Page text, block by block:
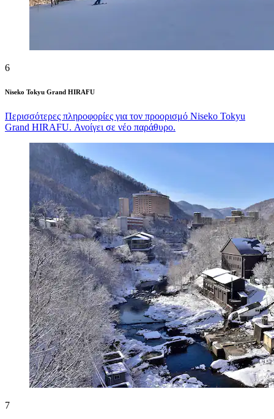
6
Niseko Tokyu Grand HIRAFU
Περισσότερες πληροφορίες για τον προορισμό Niseko Tokyu
Grand HIRAFU. Ανοίγει σε νέο παράθυρο.
7